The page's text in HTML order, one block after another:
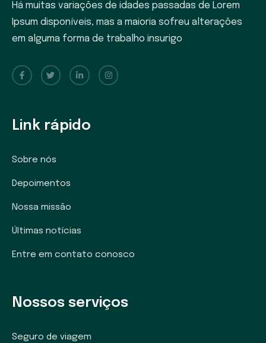
Há muitas variações de idades passadas de Lorem
Ipsum disponíveis, mas a maioria sofreu alterações
em alguma forma de trabalho insurigo
Link rápido
Sobre nós
Depoimentos
Nossa missão
Últimas notícias
Entre em contato conosco
Nossos serviços
Seguro de viagem